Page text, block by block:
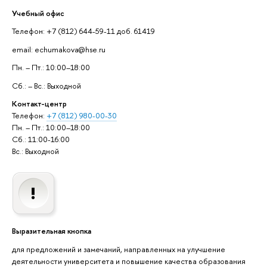
Учебный офис
Телефон: +7 (812) 644-59-11 доб. 61419
email: echumakova@hse.ru
Пн. – Пт.: 10:00–18:00
Сб.: – Вс.: Выходной
Контакт-центр
Телефон: +7 (812) 980-00-30
Пн. – Пт.: 10:00–18:00
Сб.: 11:00-16:00
Вс.: Выходной
Выразительная кнопка
для предложений и замечаний, направленных на улучшение
деятельности университета и повышение качества образования